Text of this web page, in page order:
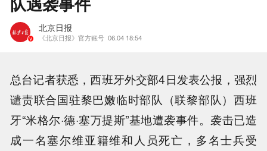
北京日报
《北京日报》官方账号 06.04 18:54
总台记者获悉，西班牙外交部4日发表公报，强烈
谴责联合国驻黎巴嫩临时部队（联黎部队）西班
牙“米格尔·德·塞万提斯”基地遭袭事件。袭击已造
成一名塞尔维亚籍维和人员死亡，多名士兵受